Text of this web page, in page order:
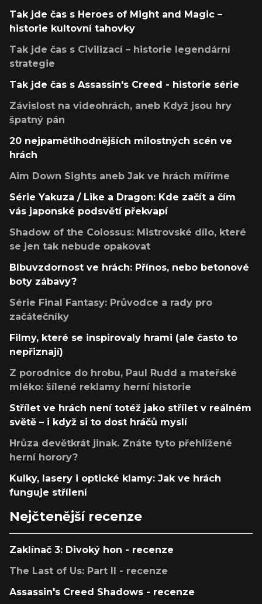
Tak jde čas s Heroes of Might and Magic –
historie kultovní tahovky
Tak jde čas s Civilizací – historie legendární
strategie
Tak jde čas s Assassin's Creed - historie série
Závislost na videohrách, aneb Když jsou hry
špatný pán
20 nejpamětihodnějších milostných scén ve
hrách
Aim Down Sights aneb Jak ve hrách míříme
Série Yakuza / Like a Dragon: Kde začít a čím
vás japonské podsvětí překvapí
Shadow of the Colossus: Mistrovské dílo, které
se jen tak nebude opakovat
Blbuvzdornost ve hrách: Přínos, nebo betonové
boty zábavy?
Série Final Fantasy: Průvodce a rady pro
začátečníky
Filmy, které se inspirovaly hrami (ale často to
nepřiznají)
Z porodnice do hrobu, Paul Rudd a mateřské
mléko: šílené reklamy herní historie
Střílet ve hrách není totéž jako střílet v reálném
světě – i když si to dost hráčů myslí
Hrůza devětkrát jinak. Znáte tyto přehlížené
herní horory?
Kulky, lasery i optické klamy: Jak ve hrách
funguje střílení
Nejčtenější recenze
Zaklínač 3: Divoký hon - recenze
The Last of Us: Part II - recenze
Assassin's Creed Shadows - recenze